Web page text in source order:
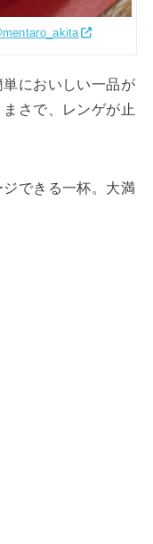
においしい一品が
さで、レンゲが止
できる一杯。大満